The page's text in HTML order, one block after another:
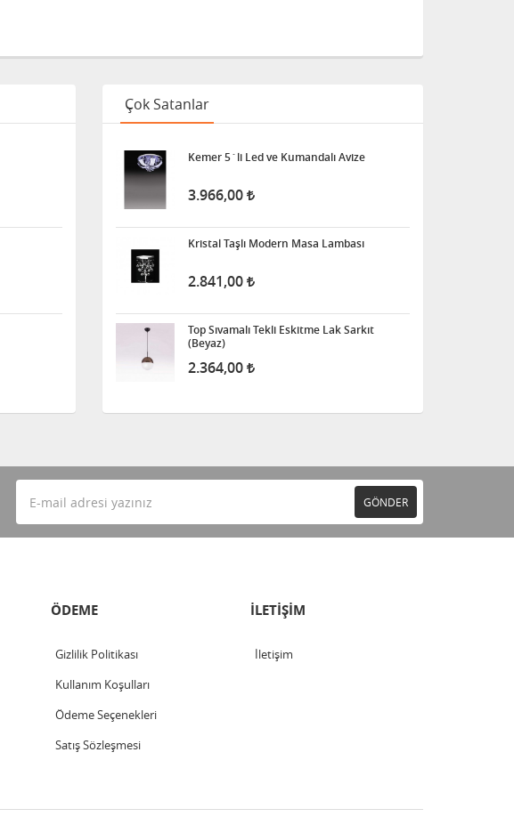
Çok Satanlar
Kemer 5´li Led ve Kumandalı Avize
3.966,00
Kristal Taşlı Modern Masa Lambası
2.841,00
Top Sıvamalı Tekli Eskitme Lak Sarkıt
(Beyaz)
2.364,00
GÖNDER
ÖDEME
Gizlilik Politikası
Kullanım Koşulları
Ödeme Seçenekleri
Satış Sözleşmesi
İLETİŞİM
İletişim